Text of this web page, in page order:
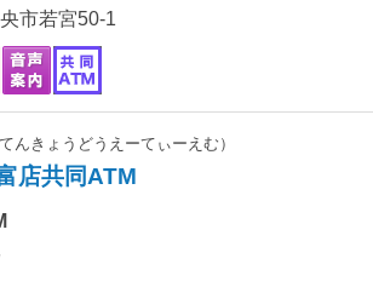
市若宮50-1
んきょうどうえーてぃーえむ）
店共同ATM